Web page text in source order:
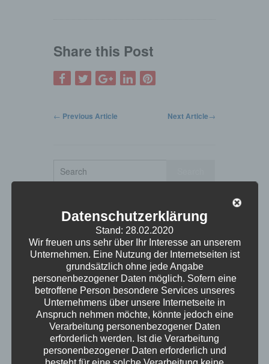
Share this Post
← Previous Article Next Article→
Search
SiteCategories
(5)
Datenrettung(3)
Exchange(3)
FastBilling(2)
Konservativ(1)
mr.secure Seite(24)
Preistabelle(2)
Produkte(11)
Datenschutzerklärung
Stand: 28.02.2020
Wir freuen uns sehr über Ihr Interesse an unserem
Unternehmen. Eine Nutzung der Internetseiten ist
grundsätzlich ohne jede Angabe
personenbezogener Daten möglich. Sofern eine
betroffene Person besondere Services unseres
Unternehmens über unsere Internetseite in
Anspruch nehmen möchte, könnte jedoch eine
Verarbeitung personenbezogener Daten
erforderlich werden. Ist die Verarbeitung
personenbezogener Daten erforderlich und